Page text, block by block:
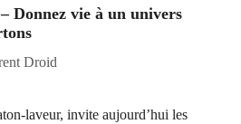
Donnez vie à un univers
Droid
laveur, invite aujourd’hui les